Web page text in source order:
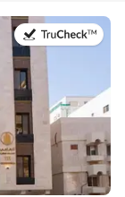
في:22 يوليو 2026